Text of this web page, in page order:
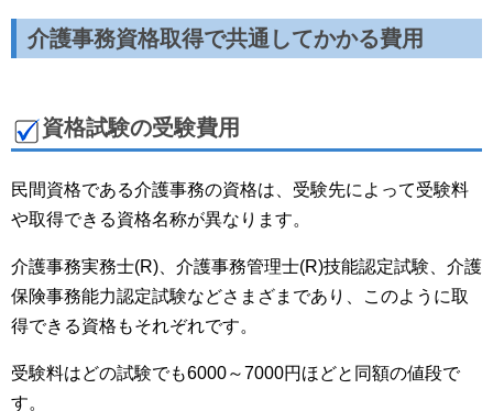
介護事務資格取得で共通してかかる費用
資格試験の受験費用
民間資格である介護事務の資格は、受験先によって受験料
や取得できる資格名称が異なります。
介護事務実務士(R)、介護事務管理士(R)技能認定試験、介護
保険事務能力認定試験などさまざまであり、このように取
得できる資格もそれぞれです。
受験料はどの試験でも6000～7000円ほどと同額の値段で
す。